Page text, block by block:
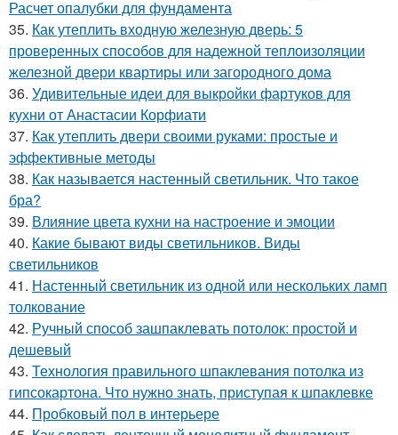
Расчет опалубки для фундамента
35. Как утеплить входную железную дверь: 5
проверенных способов для надежной теплоизоляции
железной двери квартиры или загородного дома
36. Удивительные идеи для выкройки фартуков для
кухни от Анастасии Корфиати
37. Как утеплить двери своими руками: простые и
эффективные методы
38. Как называется настенный светильник. Что такое
бра?
39. Влияние цвета кухни на настроение и эмоции
40. Какие бывают виды светильников. Виды
светильников
41. Настенный светильник из одной или нескольких ламп
толкование
42. Ручный способ зашпаклевать потолок: простой и
дешевый
43. Технология правильного шпаклевания потолка из
гипсокартона. Что нужно знать, приступая к шпаклевке
44. Пробковый пол в интерьере